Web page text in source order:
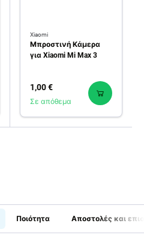
Xiaomi
Μπροστινή Κάμερα
για Xiaomi Mi Max 3
1,00 €
Σε απόθεμα
Ποιότητα Αποστολές και